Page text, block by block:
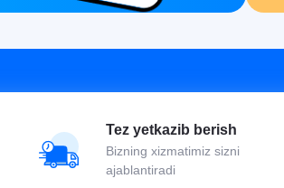
Tez yetkazib berish
Bizning xizmatimiz sizni
ajablantiradi